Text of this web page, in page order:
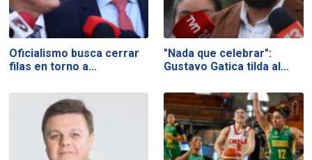
Oficialismo busca cerrar
filas en torno a…
"Nada que celebrar":
Gustavo Gatica tilda al…